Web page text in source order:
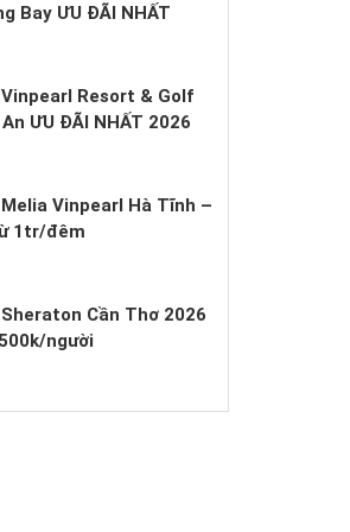
Bay ƯU ĐÃI NHẤT
Resort & Golf
ƯU ĐÃI NHẤT 2026
Vinpearl Hà Tĩnh –
1tr/đêm
Cần Thơ 2026
người